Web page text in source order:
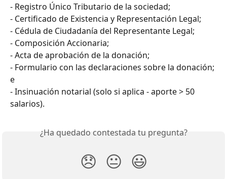
- Registro Único Tributario de la sociedad;
- Certificado de Existencia y Representación Legal;
- Cédula de Ciudadanía del Representante Legal;
- Composición Accionaria;
- Acta de aprobación de la donación;
- Formulario con las declaraciones sobre la donación;
e
- Insinuación notarial (solo si aplica - aporte > 50
salarios).
¿Ha quedado contestada tu pregunta?
😞 😐 😃